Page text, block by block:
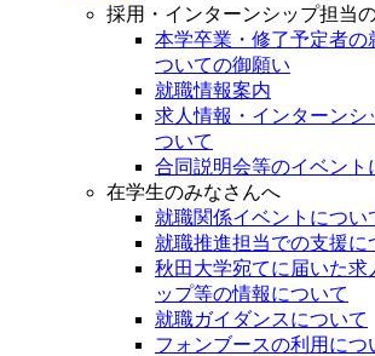
採用・インターンシップ担当
本学卒業・修了予定者の
ついての御願い
就職情報案内
求人情報・インターンシ
ついて
合同説明会等のイベント
在学生のみなさんへ
就職関係イベントについ
就職推進担当での支援に
秋田大学宛てに届いた求
ップ等の情報について
就職ガイダンスについて
フォンブースの利用につ